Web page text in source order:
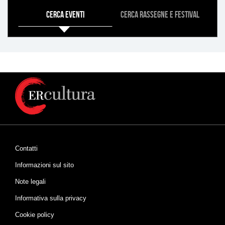
Cerca eventi
Cerca rassegne e festival
Contatti
Informazioni sul sito
Note legali
Informativa sulla privacy
Cookie policy